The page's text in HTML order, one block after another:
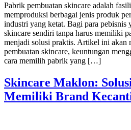
Pabrik pembuatan skincare adalah
memproduksi berbagai jenis produk
industri yang ketat. Bagi para
skincare sendiri tanpa harus memiliki
menjadi solusi praktis. Artikel ini akan
pembuatan skincare, keuntungan
cara memilih pabrik yang […]
Skincare Maklon:
Memiliki Brand